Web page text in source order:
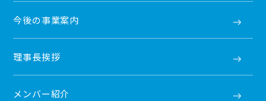
今後の事業案内
理事長挨拶
メンバー紹介